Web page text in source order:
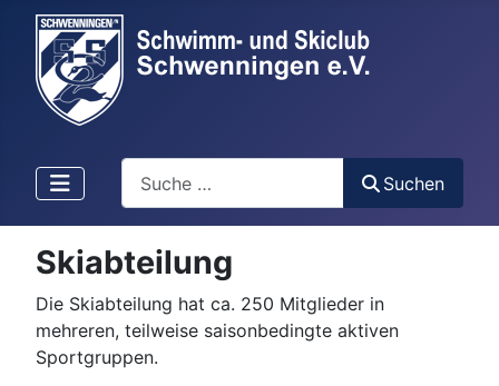
Suchen
Skiabteilung
Die Skiabteilung hat ca. 250 Mitglieder in
mehreren, teilweise saisonbedingte aktiven
Sportgruppen.